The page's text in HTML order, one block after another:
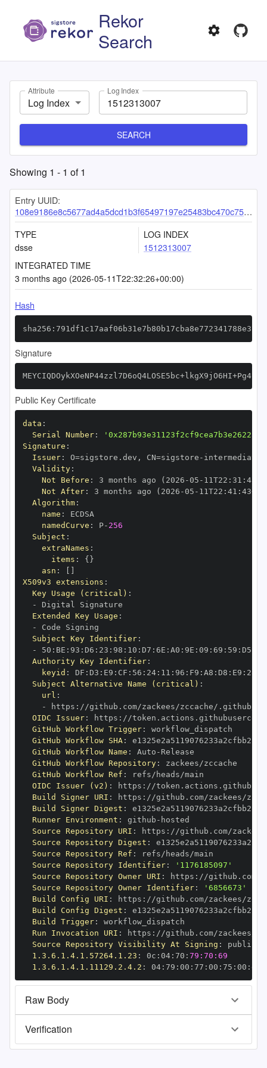
Rekor
Search
Attribute
Log Index
Log Index
SEARCH
Showing 1 - 1 of1
Entry UUID:
108e9186e8c5677ad4a5dcd1b3f65497197e25483bc470c752505aa45242cc558aee8f5f3ad38ab2
TYPE
dsse
LOG INDEX
1512313007
INTEGRATED TIME
3 months ago (2026-05-11T22:32:26+00:00)
Hash
Signature
Public Key Certificate
data :
Serial Number:
Signature :
Issuer: O=sigstore.dev , CN=sigstore -
Validity:
Not Before : 3 months ago (2026 -05 - 11T22 : 31 :
Not After: 3 months ago (2026 -05 - 11T22 : 41 : 43+00
Algorithm:
name :
namedCurve : P- 256
Subject :
extraNames :
items : { }
asn :
X509v3 extensions :
Key Usage (critical) :
-
Extended Key Usage :
-
Subject Key Identifier:
-
50 : BE : 93 : D6 : 23 : 98 : 10 : D7 : 6E : A0 : 9E : 09 : 69 : 59 : D5
Authority Key Identifier:
keyid : DF : D3 : E9 : CF : 56 : 24: 11 : 96 : F9 : A8 : D8 : E9 : 28
Subject Alternative Name (critical) :
url :
-
https : //github.com/zackees/zccache/.github/
OIDC Issuer: https :
GitHub Workflow Trigger:
GitHub Workflow SHA:
GitHub Workflow Name : Auto -
GitHub Workflow Repository:
GitHub Workflow Ref :
OIDC Issuer (v2) : https :
Build Signer URI : https : //github.com/zackees/
Build Signer Digest :
Runner Environment : github -
Source Repository URI : https :
Source Repository Digest :
Source Repository Ref :
Source Repository Identifier:
'1176185097'
Source Repository Owner URI : https :
Source Repository Owner Identifier:
'6856673'
Build Config URI : https : //github.com/zackees/
Build Config Digest :
Build Trigger:
Run Invocation URI : https :
Source Repository Visibility At Signing :
1.3.6.1.4.1.57264.1.23 : 0c : 04: 70 : 79:70:69
1.3.6.1.4.1.11129.2.4.2 : 04: 79 : 00 : 77 : 00 : 75 : 00 : dd
Raw Body
Verification